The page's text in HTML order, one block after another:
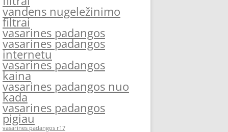
vandens nugeležinimo
filtrai
vasarines padangos
vasarines padangos
internetu
vasarines padangos
kaina
vasarines padangos nuo
kada
vasarines padangos
pigiau
vasarines padangos r17